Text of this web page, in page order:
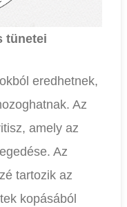
tünetei
eredhetnek,
Az
amely az
Az
tartozik az
kopásából